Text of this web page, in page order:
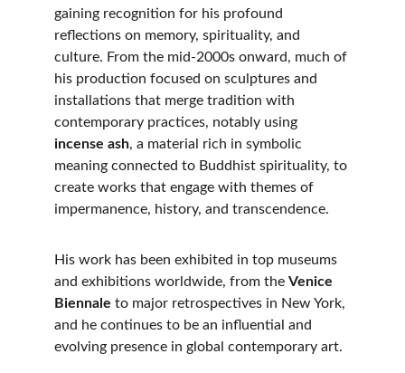
gaining recognition for his profound
reflections on memory, spirituality, and
culture. From the mid-2000s onward, much of
his production focused on sculptures and
installations that merge tradition with
contemporary practices, notably using
incense ash, a material rich in symbolic
meaning connected to Buddhist spirituality, to
create works that engage with themes of
impermanence, history, and transcendence.
His work has been exhibited in top museums
and exhibitions worldwide, from the Venice
Biennale to major retrospectives in New York,
and he continues to be an influential and
evolving presence in global contemporary art.